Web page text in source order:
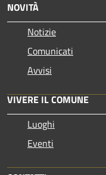
NOVITÀ
Notizie
Comunicati
Avvisi
VIVERE IL COMUNE
Luoghi
Eventi